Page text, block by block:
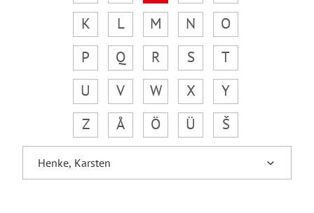
K
L M N
O
P
Q R S
T
U
V W X
Y
Z
Å Ö Ü Š